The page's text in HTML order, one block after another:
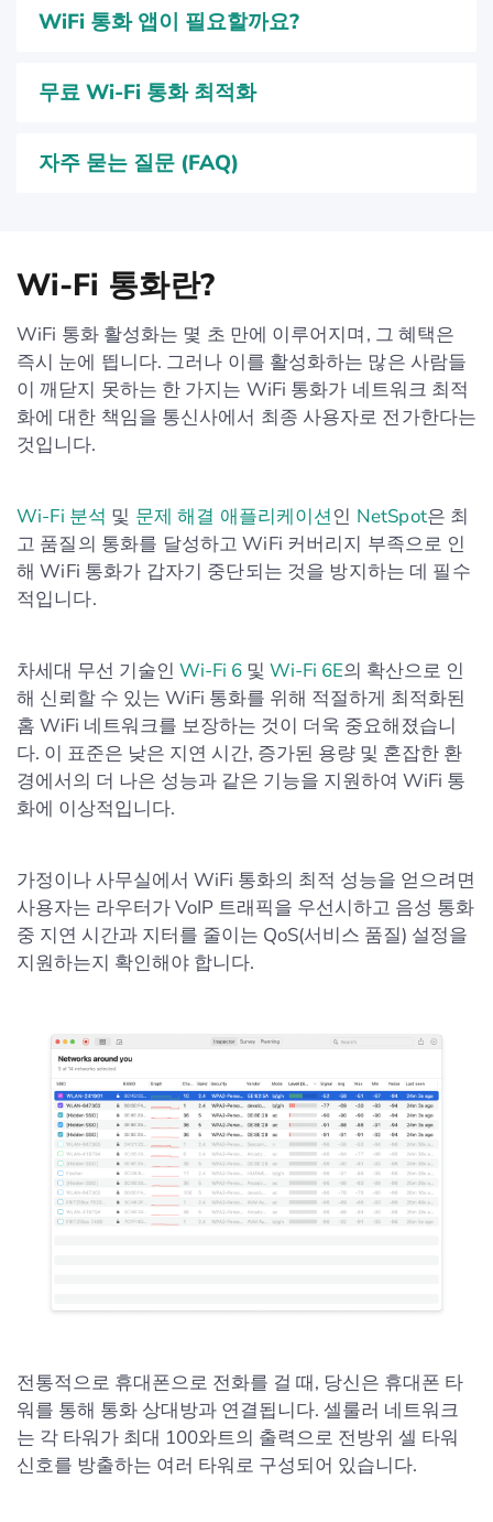
WiFi 통화 앱이 필요할까요?
무료 Wi-Fi 통화 최적화
자주 묻는 질문 (FAQ)
Wi-Fi 통화란?
WiFi 통화 활성화는 몇 초 만에 이루어지며, 그 혜택은
즉시 눈에 띕니다. 그러나 이를 활성화하는 많은 사람들
이 깨닫지 못하는 한 가지는 WiFi 통화가 네트워크 최적
화에 대한 책임을 통신사에서 최종 사용자로 전가한다는
것입니다.
Wi-Fi 분석 및 문제 해결 애플리케이션인 NetSpot은 최
고 품질의 통화를 달성하고 WiFi 커버리지 부족으로 인
해 WiFi 통화가 갑자기 중단되는 것을 방지하는 데 필수
적입니다.
차세대 무선 기술인 Wi-Fi 6 및 Wi-Fi 6E의 확산으로 인
해 신뢰할 수 있는 WiFi 통화를 위해 적절하게 최적화된
홈 WiFi 네트워크를 보장하는 것이 더욱 중요해졌습니
다. 이 표준은 낮은 지연 시간, 증가된 용량 및 혼잡한 환
경에서의 더 나은 성능과 같은 기능을 지원하여 WiFi 통
화에 이상적입니다.
가정이나 사무실에서 WiFi 통화의 최적 성능을 얻으려면
사용자는 라우터가 VoIP 트래픽을 우선시하고 음성 통화
중 지연 시간과 지터를 줄이는 QoS(서비스 품질) 설정을
지원하는지 확인해야 합니다.
전통적으로 휴대폰으로 전화를 걸 때, 당신은 휴대폰 타
워를 통해 통화 상대방과 연결됩니다. 셀룰러 네트워크
는 각 타워가 최대 100와트의 출력으로 전방위 셀 타워
신호를 방출하는 여러 타워로 구성되어 있습니다.